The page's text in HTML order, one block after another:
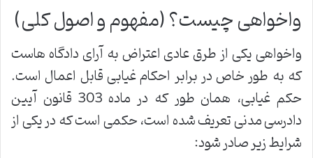
واخواهی چیست؟ (مفهوم و اصول کلی)
واخواهی یکی از طرق عادی اعتراض به آرای دادگاه هاست
که به طور خاص در برابر احکام غیابی قابل اعمال است.
حکم غیابی، همان طور که در ماده 303 قانون آیین
دادرسی مدنی تعریف شده است، حکمی است که در یکی از
شرایط زیر صادر شود: